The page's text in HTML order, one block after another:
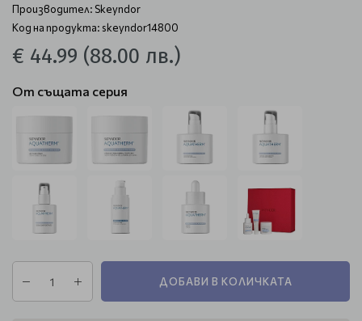
Производител: Skeyndor
Код на продукта: skeyndor14800
€ 44.99 (88.00 лв.)
От същата серия
ДОБАВИ В КОЛИЧКАТА